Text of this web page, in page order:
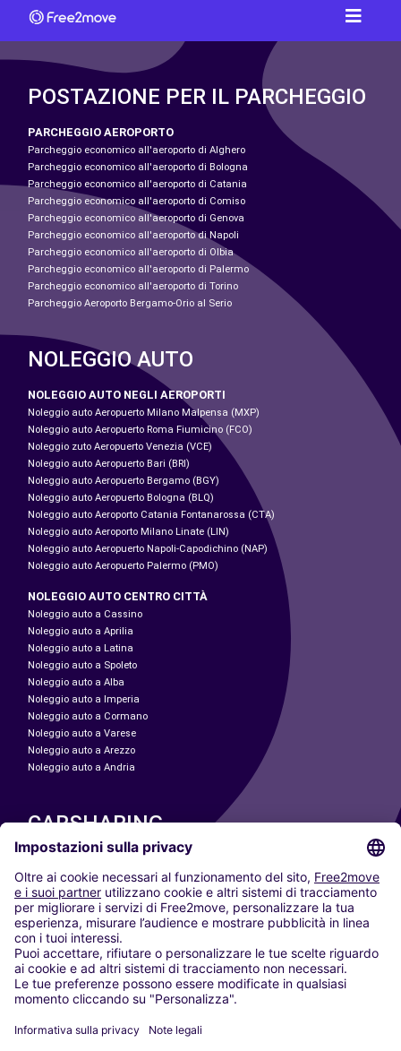
POSTAZIONE PER IL PARCHEGGIO
PARCHEGGIO AEROPORTO
Parcheggio economico all'aeroporto di Alghero
Parcheggio economico all'aeroporto di Bologna
Parcheggio economico all'aeroporto di Catania
Parcheggio economico all'aeroporto di Comiso
Parcheggio economico all'aeroporto di Genova
Parcheggio economico all'aeroporto di Napoli
Parcheggio economico all'aeroporto di Olbia
Parcheggio economico all'aeroporto di Palermo
Parcheggio economico all'aeroporto di Torino
Parcheggio Aeroporto Bergamo-Orio al Serio
NOLEGGIO AUTO
NOLEGGIO AUTO NEGLI AEROPORTI
Noleggio auto Aeropuerto Milano Malpensa (MXP)
Noleggio auto Aeropuerto Roma Fiumicino (FCO)
Noleggio zuto Aeropuerto Venezia (VCE)
Noleggio auto Aeropuerto Bari (BRI)
Noleggio auto Aeropuerto Bergamo (BGY)
Noleggio auto Aeropuerto Bologna (BLQ)
Noleggio auto Aeroporto Catania Fontanarossa (CTA)
Noleggio auto Aeroporto Milano Linate (LIN)
Noleggio auto Aeropuerto Napoli-Capodichino (NAP)
Noleggio auto Aeropuerto Palermo (PMO)
NOLEGGIO AUTO CENTRO CITTÀ
Noleggio auto a Cassino
Noleggio auto a Aprilia
Noleggio auto a Latina
Noleggio auto a Spoleto
Noleggio auto a Alba
Noleggio auto a Imperia
Noleggio auto a Cormano
Noleggio auto a Varese
Noleggio auto a Arezzo
Noleggio auto a Andria
CARSHARING
LE NOSTRE CITTÀ
Paris
Madrid
Washington DC
Milano
Roma
Torino
Vienna
Berlino
Düsseldorf